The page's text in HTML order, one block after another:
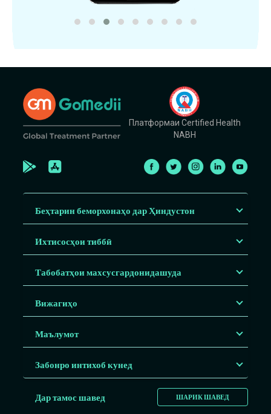
Платформаи Certified Health
NABH
Беҳтарин беморхонаҳо дар Ҳиндустон
Ихтисосҳои тиббӣ
Табобатҳои махсусгардонидашуда
Вижагиҳо
Маълумот
Забонро интихоб кунед
ШАРИК ШАВЕД
Дар тамос шавед